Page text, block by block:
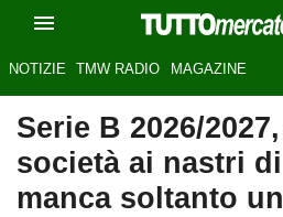
NOTIZIE TMW RADIO MAGAZINE
Serie B 2026/
società ai nastri
manca soltanto